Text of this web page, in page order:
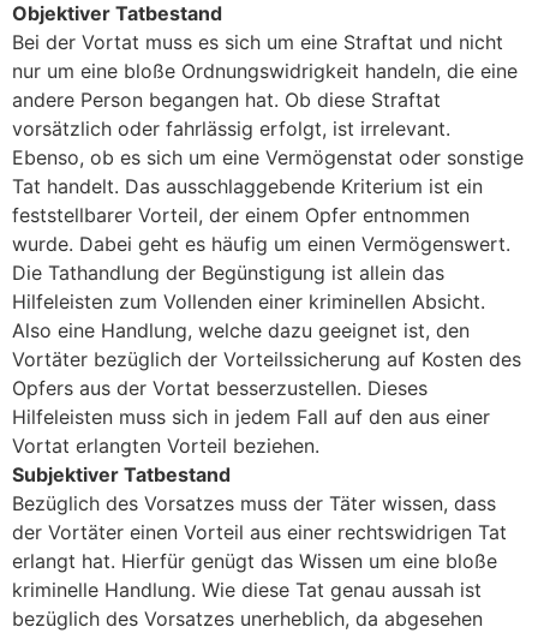
Objektiver Tatbestand
Bei der Vortat muss es sich um eine Straftat und nicht
nur um eine bloße Ordnungswidrigkeit handeln, die eine
andere Person begangen hat. Ob diese Straftat
vorsätzlich oder fahrlässig erfolgt, ist irrelevant.
Ebenso, ob es sich um eine Vermögenstat oder sonstige
Tat handelt. Das ausschlaggebende Kriterium ist ein
feststellbarer Vorteil, der einem Opfer entnommen
wurde. Dabei geht es häufig um einen Vermögenswert.
Die Tathandlung der Begünstigung ist allein das
Hilfeleisten zum Vollenden einer kriminellen Absicht.
Also eine Handlung, welche dazu geeignet ist, den
Vortäter bezüglich der Vorteilssicherung auf Kosten des
Opfers aus der Vortat besserzustellen. Dieses
Hilfeleisten muss sich in jedem Fall auf den aus einer
Vortat erlangten Vorteil beziehen.
Subjektiver Tatbestand
Bezüglich des Vorsatzes muss der Täter wissen, dass
der Vortäter einen Vorteil aus einer rechtswidrigen Tat
erlangt hat. Hierfür genügt das Wissen um eine bloße
kriminelle Handlung. Wie diese Tat genau aussah ist
bezüglich des Vorsatzes unerheblich, da abgesehen